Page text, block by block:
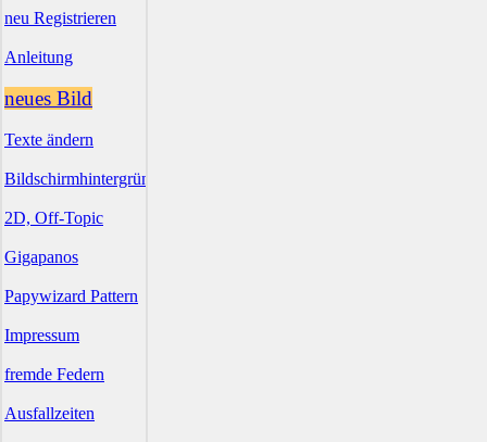
neu Registrieren
Anleitung
neues Bild
Texte ändern
Bildschirmhintergründe
2D, Off-Topic
Gigapanos
Papywizard Pattern
Impressum
fremde Federn
Ausfallzeiten